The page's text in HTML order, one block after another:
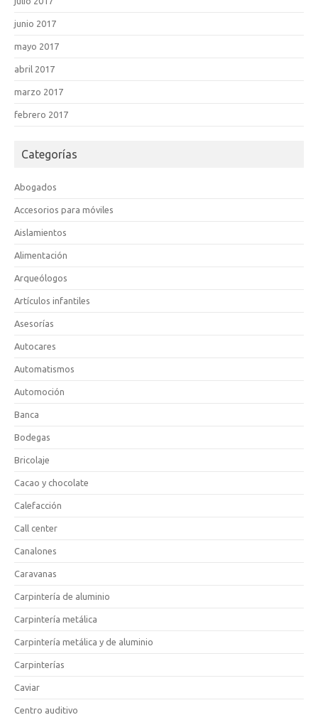
junio 2017
mayo 2017
abril 2017
marzo 2017
febrero 2017
Categorías
Abogados
Accesorios para móviles
Aislamientos
Alimentación
Arqueólogos
Artículos infantiles
Asesorías
Autocares
Automatismos
Automoción
Banca
Bodegas
Bricolaje
Cacao y chocolate
Calefacción
Call center
Canalones
Caravanas
Carpintería de aluminio
Carpintería metálica
Carpintería metálica y de aluminio
Carpinterías
Caviar
Centro auditivo